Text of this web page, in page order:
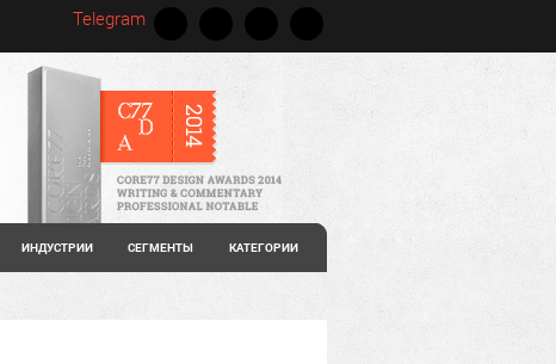
Telegram
ИНДУСТРИИ СЕГМЕНТЫ КАТЕГОРИИ